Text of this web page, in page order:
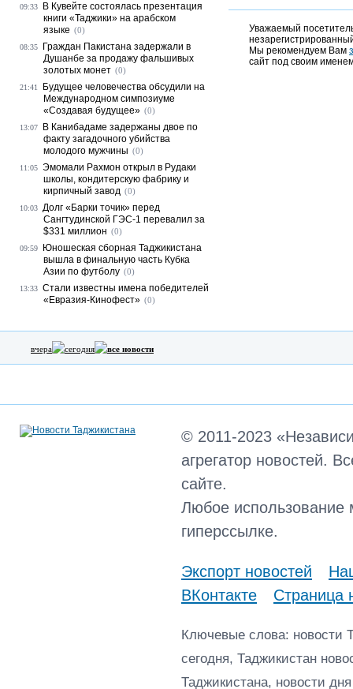
Уважаемый
Мы рекомендуем Вам
сайт под своим
09:33
В Кувейте состоялась презентация
книги «Таджики» на арабском
языке (0)
08:35
Граждан Пакистана задержали в
Душанбе за продажу фальшивых
золотых монет (0)
21:41
Будущее человечества обсудили на
Международном симпозиуме
«Создавая будущее» (0)
13:07
В Канибадаме задержаны двое по
факту загадочного убийства
молодого мужчины (0)
11:05 Эмомали Рахмон открыл в Рудаки
школы, кондитерскую фабрику и
кирпичный завод (0)
10:03 Долг «Барки точик» перед
Сангтудинской ГЭС-1 перевалил за
$331 миллион (0)
09:59
Юношеская сборная Таджикистана
вышла в финальную часть Кубка
Азии по футболу (0)
13:33 Стали известны имена победителей
«Евразия-Кинофест» (0)
вчера сегодня все новости
© 2011-2023
агрегатор новостей.
сайте.
Любое использование
гиперссылке.
Экспорт новостей
ВКонтакте
Страница
Ключевые слова: новости
сегодня, Таджикистан
Таджикистана, новости